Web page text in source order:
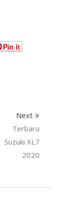
Pin it
Next
Terbaru
Suzuki XL7
2020